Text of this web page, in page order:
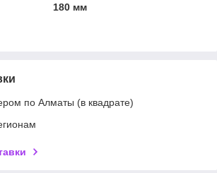
180 мм
по Алматы (в квадрате)